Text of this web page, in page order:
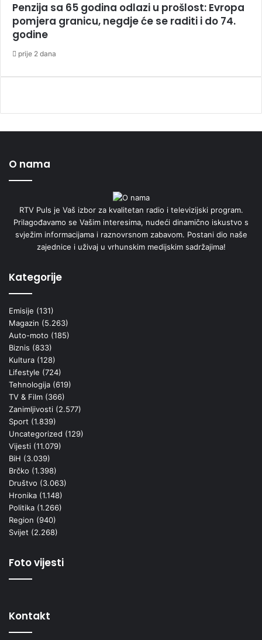
Penzija sa 65 godina odlazi u prošlost: Evropa
pomjera granicu, negdje će se raditi i do 74.
godine
prije 2 dana
O nama
RTV Puls je Vaš izbor za kvalitetan radio i televizijski program.
Prilagođavamo se Vašim interesima, nudeći dinamično iskustvo s
svježim informacijama i raznovrsnom zabavom. Postani dio naše
zajednice i uživaj u vrhunskim medijskim sadržajima!
Kategorije
Emisije (131)
Magazin (5.263)
Auto-moto (185)
Biznis (833)
Kultura (128)
Lifestyle (724)
Tehnologija (619)
TV & Film (366)
Zanimljivosti (2.577)
Sport (1.839)
Uncategorized (129)
Vijesti (11.079)
BiH (3.039)
Brčko (1.398)
Društvo (3.063)
Hronika (1.148)
Politika (1.266)
Region (940)
Svijet (2.268)
Foto vijesti
Kontakt